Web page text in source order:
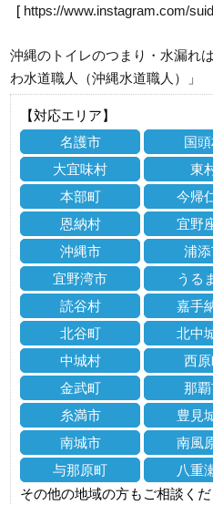
[ https://www.instagram.com/
沖縄のトイレのつまり・水漏れ
わ水道職人（沖縄水道職人）」
【対応エリア】
名護市
国
大宜味村
東
本部町
今帰
恩納村
宜野
沖縄市
浦
宜野湾市
うる
読谷村
嘉手
北谷町
北中
中城村
西
金武町
那
糸満市
豊見
南城市
南風
与那原町
八重
その他の地域の方もご相談くだ